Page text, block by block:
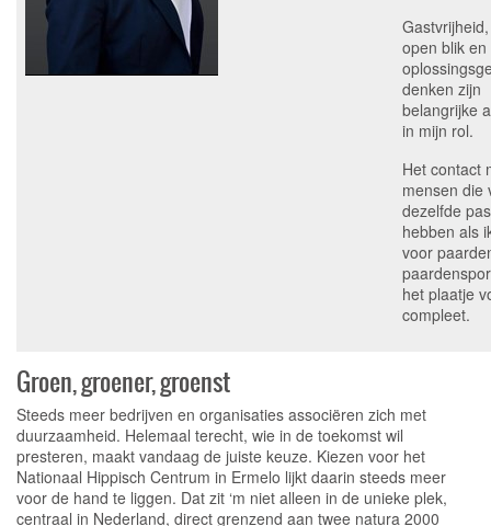
open blik en
denken zijn
belangrijke
in mijn rol.
Het contact
mensen die
dezelfde
hebben als
voor
het plaatje
compleet.
Groen, groener, groenst
Steeds meer bedrijven en organisaties associëren zich met
duurzaamheid. Helemaal terecht, wie in de toekomst wil
presteren, maakt vandaag de juiste keuze. Kiezen voor het
Nationaal Hippisch Centrum in Ermelo lijkt daarin steeds meer
voor de hand te liggen. Dat zit ‘m niet alleen in de unieke plek,
centraal in Nederland, direct grenzend aan twee natura 2000